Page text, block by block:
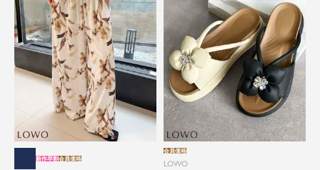
気軽に楽しめる低価格でトレンドを取
り入れたファッションブランド
LOWO（ロワ）は、アパレルはもちろん、インナ
ー、バッグやシューズ、小物まで、驚くほどリー
ズナブルにラインナップ。
close
新作早割会員価格
LOWO
会員価格